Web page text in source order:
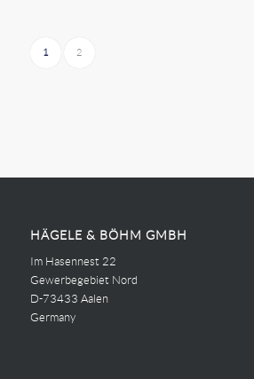
1 2
HÄGELE & BÖHM GMBH
Im Hasennest 22
Gewerbegebiet Nord
D-73433 Aalen
Germany